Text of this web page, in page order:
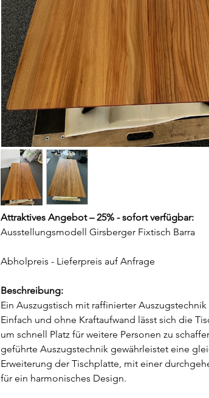
Attraktives Angebot – 25% - sofort verfügbar:
Ausstellungsmodell Girsberger Fixtisch Barra
Abholpreis - Lieferpreis auf Anfrage
Beschreibung:
Ein Auszugstisch mit raffinierter
Einfach und ohne Kraftaufwand lässt sich die
um schnell Platz für weitere Personen zu
geführte Auszugstechnik gewährleistet eine
Erweiterung der Tischplatte, mit einer
für ein harmonisches Design.